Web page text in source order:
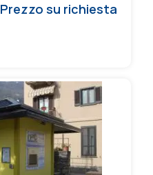
Prezzo su richiesta